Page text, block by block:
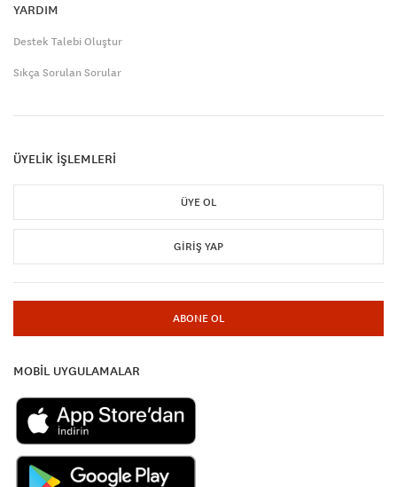
YARDIM
Destek Talebi Oluştur
Sıkça Sorulan Sorular
ÜYELİK İŞLEMLERİ
ÜYE OL
GIRIŞ YAP
ABONE OL
MOBİL UYGULAMALAR